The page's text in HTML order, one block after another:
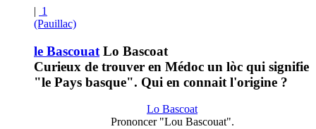
| 1
(Pauillac)
le Bascouat Lo Bascoat
Curieux de trouver en Médoc un lòc qui signifie
"le Pays basque". Qui en connait l'origine ?
Lo Bascoat
Prononcer "Lou Bascouat".